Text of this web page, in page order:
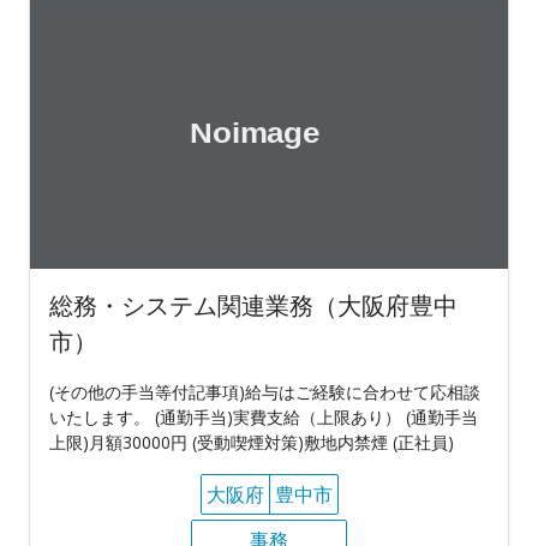
総務・システム関連業務（大阪府豊中
市）
(その他の手当等付記事項)給与はご経験に合わせて応相談
いたします。 (通勤手当)実費支給（上限あり） (通勤手当
上限)月額30000円 (受動喫煙対策)敷地内禁煙 (正社員)
大阪府 豊中市
事務